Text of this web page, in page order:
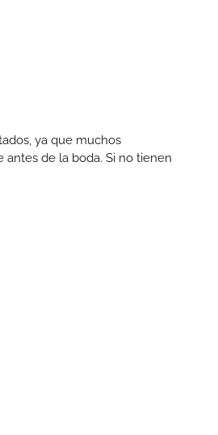
ya que muchos
antes de la boda. Si no tienen